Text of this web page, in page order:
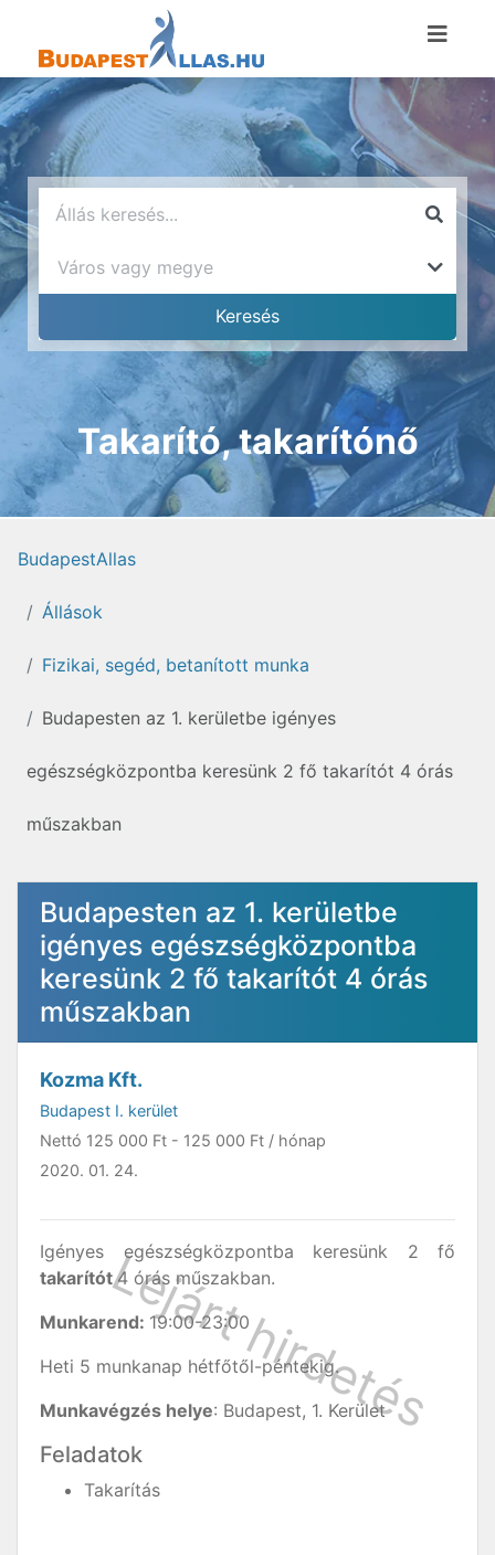
Takarító, takarítónő
BudapestAllas
Állások
Fizikai, segéd, betanított munka
Budapesten az 1. kerületbe igényes
egészségközpontba keresünk 2 fő takarítót 4 órás
műszakban
Budapesten az 1. kerületbe
igényes egészségközpontba
keresünk 2 fő takarítót 4 órás
műszakban
Kozma Kft.
Budapest I. kerület
Nettó 125 000 Ft - 125 000 Ft / hónap
2020. 01. 24.
Igényes egészségközpontba keresünk 2 fő
takarítót4 órás műszakban.
Munkarend: 19:00-23:00
Heti 5 munkanap hétfőtől-péntekig.
Munkavégzés helye: Budapest, 1. Kerület
Feladatok
Takarítás